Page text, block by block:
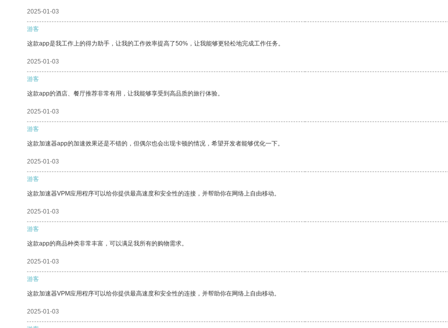
2025-01-03
游客
这款app是我工作上的得力助手，让我的工作效率提高了50%，让我能够更轻松地完成工作任务。
2025-01-03
游客
这款app的酒店、餐厅推荐非常有用，让我能够享受到高品质的旅行体验。
2025-01-03
游客
这款加速器app的加速效果还是不错的，但偶尔也会出现卡顿的情况，希望开发者能够优化一下。
2025-01-03
游客
这款加速器VPM应用程序可以给你提供最高速度和安全性的连接，并帮助你在网络上自由移动。
2025-01-03
游客
这款app的商品种类非常丰富，可以满足我所有的购物需求。
2025-01-03
游客
这款加速器VPM应用程序可以给你提供最高速度和安全性的连接，并帮助你在网络上自由移动。
2025-01-03